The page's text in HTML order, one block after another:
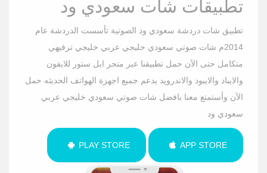
تطبيقات شات سعودي ود
تطبيق شات دردشة سعودي ود الصوتية تأسست الدردشة عام
2014م شات صوتي سعودي خليجي عربي خليجي ترفيهي
متكامل حتى الآن حمل تطبيقنا عبر متجر ابل ستور للايفون
والايباد والايبود والاندرويد يدعم جميع اجهزة الهواتف الحديثه حمل
الآن وأستمتع معنا بافضل شات صوتي سعودي خليجي عربي
سعودي ود
APP STORE
PLAY STORE